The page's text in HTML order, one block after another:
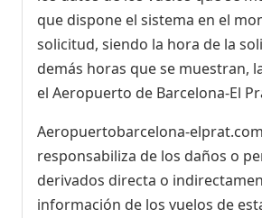
que dispone el sistema en el
solicitud, siendo la hora de la
demás horas que se muestran,
el Aeropuerto de Barcelona-El
Aeropuertobarcelona-
responsabiliza de los daños o
derivados directa o
información de los vuelos de